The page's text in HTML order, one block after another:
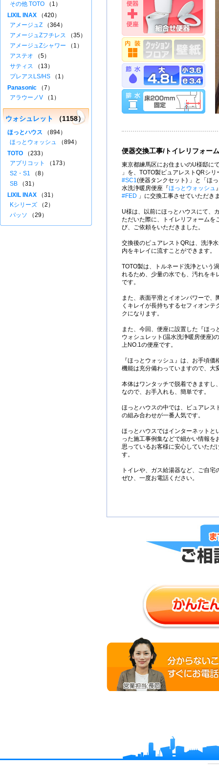
便器交換工事/トイレリフォーム
東京都練馬区にお住まいのU様邸に
」を、TOTO製ピュアレストQRシ
#SC1(便器タンクセット) 」と「ほ
水洗浄暖房便座『ほっとウォッシュ
#FED 」に交換工事させていただき
U様は、以前にほっとハウスにて、
ただいた際に、トイレリフォームを
び、ご依頼をいただきました。
交換後のピュアレストQRは、洗浄
内をキレイに流すことができます。
TOTO製は、トルネード洗浄という
れるため、少量の水でも、汚れをキ
です。
また、表面平滑とイオンパワーで、
くキレイが長持ちするセフィオンテ
クになります。
また、今回、便座に設置した『ほっ
ウォシュレット(温水洗浄暖房便座)
上NO.1の便座です。
『ほっとウォッシュ』は、お手頃
機能は充分備わっていますので、大
本体はワンタッチで脱着できますし
なので、お手入れも、簡単です。
ほっとハウスの中では、ピュアレス
の組み合わせが一番人気です。
ほっとハウスではインターネットと
った施工事例集などで細かい情報を
思っているお客様に安心していただ
す。
トイレや、ガス給湯器など、ご自
ぜひ、一度お電話ください。
その他 TOTO （1）
LIXIL INAX （420）
アメージュZ （364）
アメージュZフチレス （35）
アメージュZシャワー （1）
アステオ （5）
サティス （13）
プレアスLS/HS （1）
Panasonic （7）
アラウーノV （1）
ウォシュレット （1158）
ほっとハウス （894）
ほっとウォッシュ （894）
TOTO （233）
アプリコット
（173）
S2・S1 （8）
SB （31）
LIXIL INAX （31）
Kシリーズ （2）
パッソ （29）